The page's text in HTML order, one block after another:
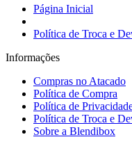
Página Inicial
Política de Troca e
Informações
Compras no Atacado
Política de Compra
Política de
Política de Troca e
Sobre a Blendibox